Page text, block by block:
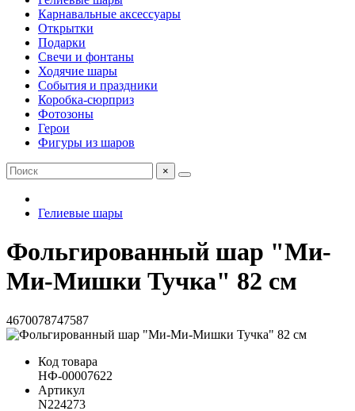
Карнавальные аксессуары
Открытки
Подарки
Свечи и фонтаны
Ходячие шары
События и праздники
Коробка-сюрприз
Фотозоны
Герои
Фигуры из шаров
×
Гелиевые шары
Фольгированный шар "Ми-
Ми-Мишки Тучка" 82 см
4670078747587
Код товара
НФ-00007622
Артикул
N224273